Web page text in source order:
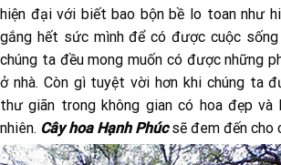
hiện đại với biết bao bộn bề lo toan như
gắng hết sức mình để có được cuộc
chúng ta đều mong muốn có được những
ở nhà. Còn gì tuyệt vời hơn khi chúng ta
thư giãn trong không gian có hoa đẹp
nhiên. Cây hoa Hạnh Phúcsẽ đem đến cho